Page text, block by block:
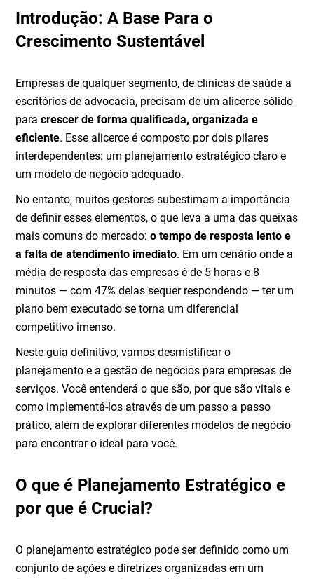
Introdução: A Base Para o
Crescimento Sustentável
Empresas de qualquer segmento, de clínicas de saúde a
escritórios de advocacia, precisam de um alicerce sólido
paracrescer de forma qualificada, organizada e
eficiente. Esse alicerce é composto por dois pilares
interdependentes: um planejamento estratégico claro e
um modelo de negócio adequado.
No entanto, muitos gestores subestimam a importância
de definir esses elementos, o que leva a uma das queixas
mais comuns do mercado:o tempo de resposta lento e
a falta de atendimento imediato. Em um cenário onde a
média de resposta das empresas é de 5 horas e 8
minutos — com 47% delas sequer respondendo — ter um
plano bem executado se torna um diferencial
competitivo imenso.
Neste guia definitivo, vamos desmistificar o
planejamento e a gestão de negócios para empresas de
serviços. Você entenderá o que são, por que são vitais e
como implementá-los através de um passo a passo
prático, além de explorar diferentes modelos de negócio
para encontrar o ideal para você.
O que é Planejamento Estratégico e
por que é Crucial?
O planejamento estratégico pode ser definido como um
conjunto de ações e diretrizes organizadas em um